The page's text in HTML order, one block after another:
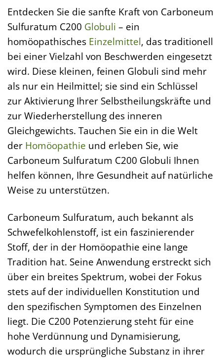
Entdecken Sie die sanfte Kraft von Carboneum
Sulfuratum C200 Globuli – ein
homöopathisches Einzelmittel, das traditionell
bei einer Vielzahl von Beschwerden eingesetzt
wird. Diese kleinen, feinen Globuli sind mehr
als nur ein Heilmittel; sie sind ein Schlüssel
zur Aktivierung Ihrer Selbstheilungskräfte und
zur Wiederherstellung des inneren
Gleichgewichts. Tauchen Sie ein in die Welt
der Homöopathie und erleben Sie, wie
Carboneum Sulfuratum C200 Globuli Ihnen
helfen können, Ihre Gesundheit auf natürliche
Weise zu unterstützen.
Carboneum Sulfuratum, auch bekannt als
Schwefelkohlenstoff, ist ein faszinierender
Stoff, der in der Homöopathie eine lange
Tradition hat. Seine Anwendung erstreckt sich
über ein breites Spektrum, wobei der Fokus
stets auf der individuellen Konstitution und
den spezifischen Symptomen des Einzelnen
liegt. Die C200 Potenzierung steht für eine
hohe Verdünnung und Dynamisierung,
wodurch die ursprüngliche Substanz in ihrer